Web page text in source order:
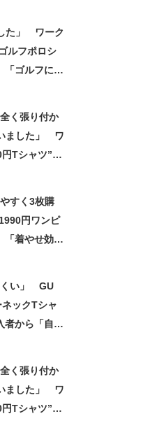
た」 ワーク
ルフポロシ
ゴルフにも
く張り付か
ました」 ワ
Tシャツ”が
すく3枚購
円ワンピ
着やせ効果
くい」 GU
ックTシャ
から「自然
く張り付か
ました」 ワ
Tシャツ”が